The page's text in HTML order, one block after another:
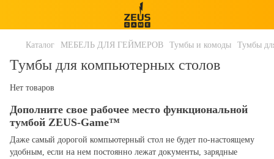
Каталог МЕБЕЛЬ ДЛЯ ГЕЙМЕРОВ Тумбы и комоды Тумбы
Тумбы для компьютерных столов
Нет товаров
Дополните свое рабочее место функциональной
тумбой ZEUS-Game™
Даже самый дорогой компьютерный стол не будет по-настоящему
удобным, если на нем постоянно лежат документы, зарядные